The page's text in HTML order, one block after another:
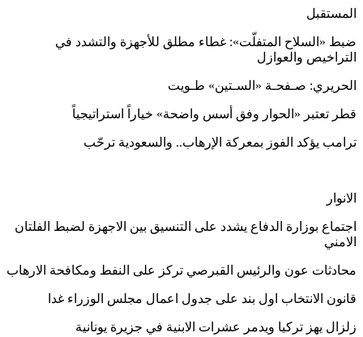
المستقبل
ضبط «السلاح المتفلّت»: غطاء مطلق للأجهزة والتشدد في
التراخيص والعوازل
الحريري: صـفحـة «السـتين» طـويت
قطر تعتبر «الحوار وفق أسس واضحة» خياراً استراتيجياً
ترامب يؤكد الفوز بمعركة الإرهاب.. والسعودية ترحّب
الانوار
اجتماع بوزارة الدفاع يشدد على التنسيق بين الاجهزة لضبط الفلتان
الامني
محادثات عون والرئيس القبرصي تركز على النفط ومكافحة الارهاب
قانون الانتخاب اول بند على جدول اعمال مجلس الوزراء غدا
زلزال يهز تركيا ويدمر عشرات الابنية في جزيرة يونانية